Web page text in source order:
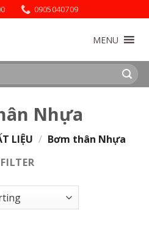
0905040709
MENU
Nhựa
LIỆU / Bơm thân Nhựa
FILTER